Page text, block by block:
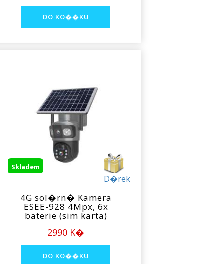
D�rek
Skladem
4G sol�rn� Kamera
ESEE-928 4Mpx, 6x
baterie (sim karta)
2990 K�